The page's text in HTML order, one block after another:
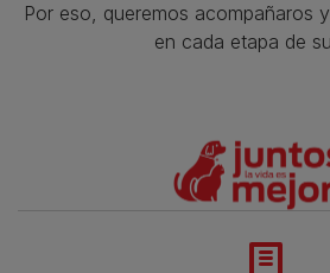
Por eso, queremos acompañaros
en cada etapa de